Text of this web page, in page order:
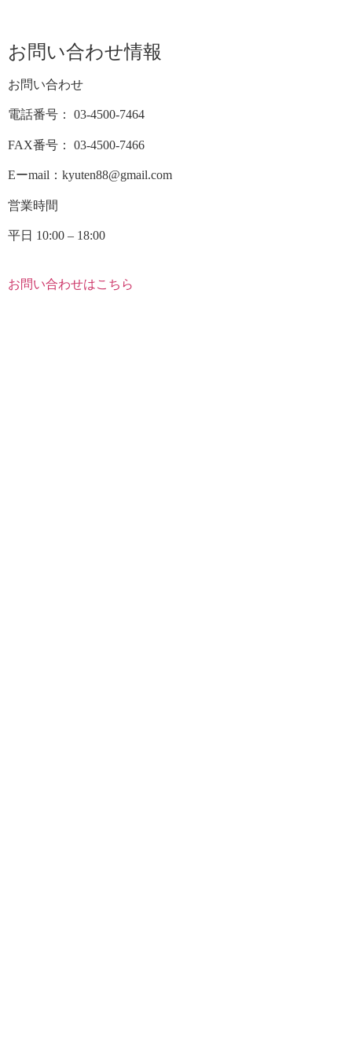
お問い合わせ情報
お問い合わせ
電話番号： 03-4500-7464
FAX番号： 03-4500-7466
Eーmail：kyuten88@gmail.com
営業時間
平日 10:00 – 18:00
お問い合わせはこちら